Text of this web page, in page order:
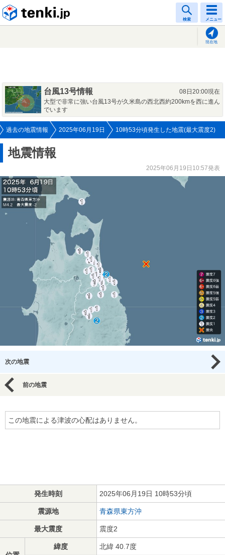
検索 メニュー
現在地
台風13号情報
08日20:00現在
大型で非常に強い台風13号が久米島の西北西約200kmを西に進ん
でいます
過去の地震情報 2025年06月19日 10時53分頃発生した地震(最大震度2)
地震情報
2025年06月19日10:57発表
次の地震
前の地震
この地震による津波の心配はありません。
発生時刻 2025年06月19日 10時53分頃
震源地 青森県東方沖
最大震度 震度2
緯度 北緯 40.7度